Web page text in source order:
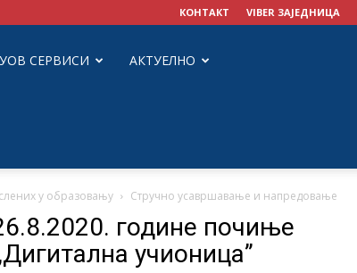
КОНТАКТ VIBER ЗАЈЕДНИЦА
СЕРВИСИ АКТУЕЛНО
у образовању Стручно усавршавање и напредовање
године почиње
учионица”